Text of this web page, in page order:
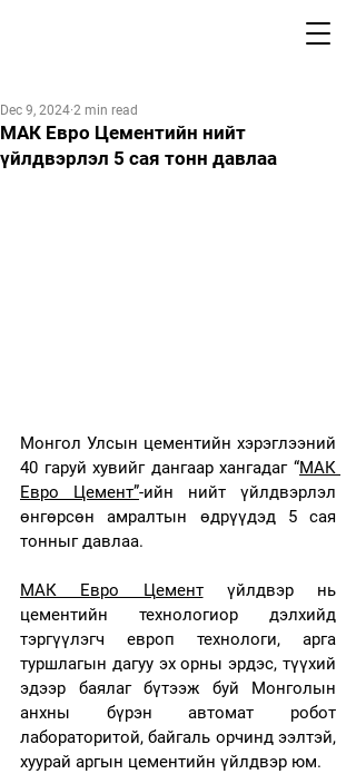
МАК Евро Цементийн нийт
үйлдвэрлэл 5 сая тонн давлаа
Dec 9, 2024 2 min read
Монгол Улсын цементийн хэрэглээний
40 гаруй хувийг дангаар хангадаг “МАК
Евро Цемент”-ийн нийт үйлдвэрлэл
өнгөрсөн амралтын өдрүүдэд 5 сая
тонныг давлаа.
МАК Евро Цемент үйлдвэр нь
цементийн технологиор дэлхийд
тэргүүлэгч европ технологи, арга
туршлагын дагуу эх орны эрдэс, түүхий
эдээр баялаг бүтээж буй Монголын
анхны бүрэн автомат робот
лабораторитой, байгаль орчинд ээлтэй,
хуурай аргын цементийн үйлдвэр юм.